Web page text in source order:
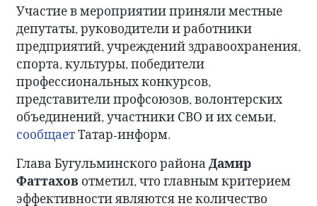
Участие в мероприятии приняли местные
депутаты, руководители и работники
предприятий, учреждений здравоохранения,
спорта, культуры, победители
профессиональных конкурсов,
представители профсоюзов, волонтерских
объединений, участники СВО и их семьи,
сообщаетТатар-информ.
Глава Бугульминского района Дамир
Фаттахов отметил, что главным критерием
эффективности являются не количество